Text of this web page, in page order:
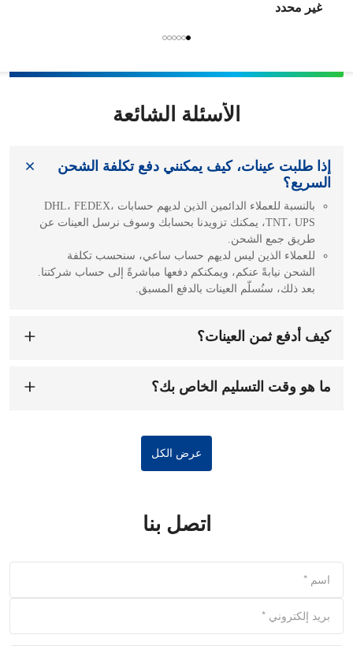
غير محدد
الأسئلة الشائعة
إذا طلبت عينات، كيف يمكنني دفع تكلفة الشحن
السريع؟
بالنسبة للعملاء الدائمين الذين لديهم حسابات DHL، FEDEX،
TNT، UPS، يمكنك تزويدنا بحسابك وسوف نرسل العينات عن
طريق جمع الشحن.
للعملاء الذين ليس لديهم حساب ساعي، سنحسب تكلفة
الشحن نيابةً عنكم، ويمكنكم دفعها مباشرةً إلى حساب شركتنا.
بعد ذلك، سنُسلّم العينات بالدفع المسبق.
كيف أدفع ثمن العينات؟
عمل.
ما هو وقت التسليم الخاص بك؟
عرض الكل
اتصل بنا
اسم *
بريد إلكتروني *